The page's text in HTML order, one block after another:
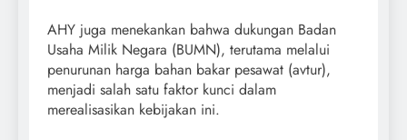
AHY juga menekankan bahwa dukungan Badan
Usaha Milik Negara (BUMN), terutama melalui
penurunan harga bahan bakar pesawat (avtur),
menjadi salah satu faktor kunci dalam
merealisasikan kebijakan ini.